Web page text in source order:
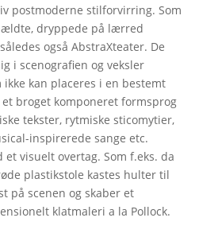
postmoderne stilforvirring. Som
dryppede på lærred
også AbstraXteater. De
i scenografien og veksler
kan placeres i en bestemt
broget komponeret formsprog
tekster, rytmiske sticomytier,
inspirerede sange etc.
et visuelt overtag. Som f.eks. da
plastikstole kastes hulter til
på scenen og skaber et
klatmaleri a la Pollock.